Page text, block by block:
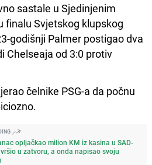
sastale u Sjedinjenim
finalu Svjetskog klupskog
godišnji Palmer postigao dva
Chelseaja od 3:0 protiv
čelnike PSG-a da počnu
opljačkao milion KM iz kasina u SAD-
u zatvoru, a onda napisao svoju